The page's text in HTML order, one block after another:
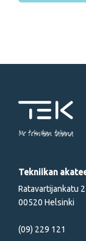
Me tekniikan takana
Tekniikan
Ratavartijankatu 2
00520 Helsinki
(09) 229 121